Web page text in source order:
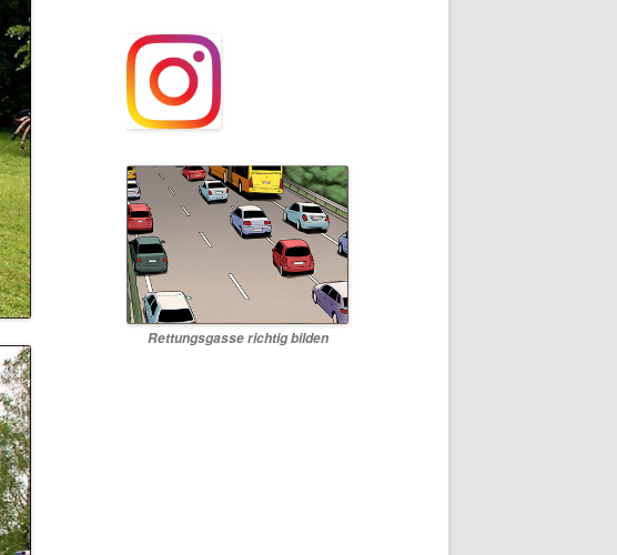
Rettungsgasse richtig bilden